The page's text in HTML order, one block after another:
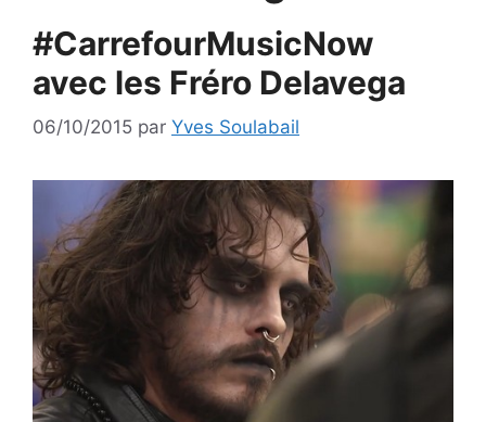
#CarrefourMusicNow
avec les Fréro Delavega
06/10/2015 par Yves Soulabail